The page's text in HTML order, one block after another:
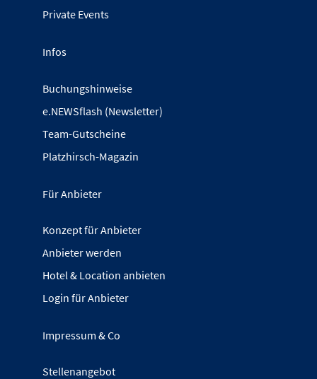
Private Events
Infos
Buchungshinweise
e.NEWSflash (Newsletter)
Team-Gutscheine
Platzhirsch-Magazin
Für Anbieter
Konzept für Anbieter
Anbieter werden
Hotel & Location anbieten
Login für Anbieter
Impressum & Co
Stellenangebot